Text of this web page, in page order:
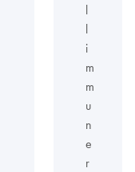
l
l
i
m
m
u
n
e
r